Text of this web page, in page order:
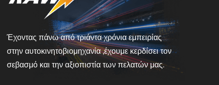
Έχοντας πάνω από τριάντα χρόνια εμπειρίας
στην αυτοκινητοβιομηχανία ,έχουμε κερδίσει τον
σεβασμό και την αξιοπιστία των πελατών μας.